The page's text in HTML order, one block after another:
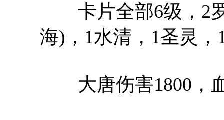
卡片全部6级，2罗
海)，1水清，1圣灵，
大唐伤害1800，血